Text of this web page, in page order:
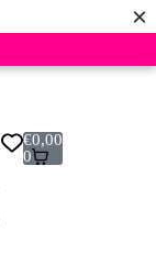
×
€0,00
0